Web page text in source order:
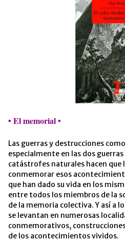
• El memorial•
Las guerras y destrucciones
especialmente en las dos
catástrofes naturales hacen que
conmemorar esos
que han dado su vida en los
entre todos los miembros de la
de la memoria colectiva. Y así a
se levantan en numerosas
conmemorativos,
de los acontecimientos vividos.